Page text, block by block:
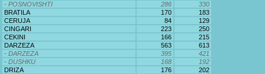
- POSNOVISHTI
286
330
BRATILA
170
183
CERUJA
84
129
CINGARI
223
250
CEKINI
166
215
DARZEZA
563
613
- DARZEZA
395
421
- DUSHKU
168
192
DRIZA
176
202